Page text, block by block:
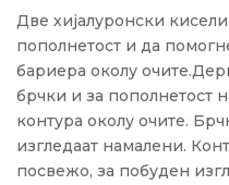
Две хијалуронски
пополнетост и да
бариера околу
брчки и за пополнетост
контура околу очите.
изгледаат намалени.
посвежо, за побуден